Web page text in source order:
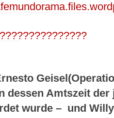
dessen Amtszeit
wurde – und